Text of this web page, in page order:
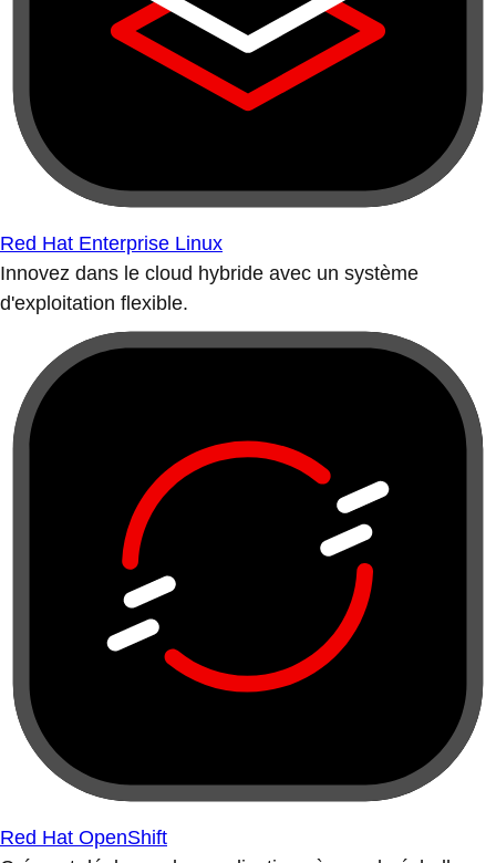
Red Hat Enterprise Linux
Innovez dans le cloud hybride avec un système
d'exploitation flexible.
Red Hat OpenShift